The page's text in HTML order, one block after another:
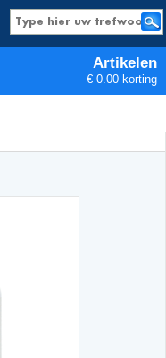
Artikelen
€ 0.00 korting